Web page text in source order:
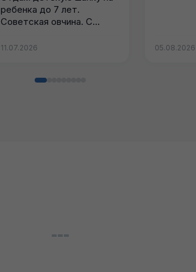
ребенка до 7 лет.
Советская овчина. С
11.07.2026 05.08.2026